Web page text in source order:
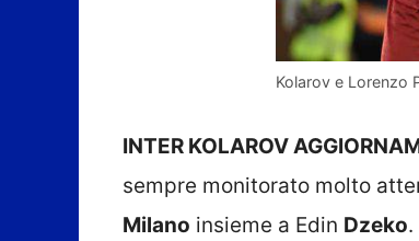
Kolarov e Lorenzo
INTER KOLAROV
sempre monitorato molto
Milano insieme a Edin Dzeko